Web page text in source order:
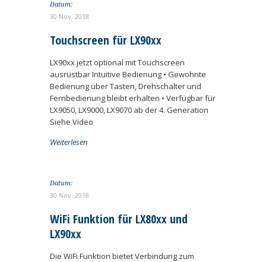
Datum:
30 Nov. 2018
Touchscreen für LX90xx
LX90xx jetzt optional mit Touchscreen
ausrüstbar Intuitive Bedienung • Gewohnte
Bedienung über Tasten, Drehschalter und
Fernbedienung bleibt erhalten • Verfügbar für
LX9050, LX9000, LX9070 ab der 4. Generation
Siehe Video
Weiterlesen
Datum:
30 Nov. 2018
WiFi Funktion für LX80xx und
LX90xx
Die WiFi Funktion bietet Verbindung zum